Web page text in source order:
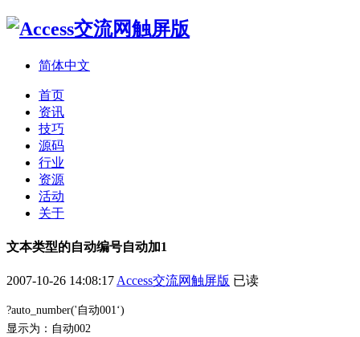
简体中文
首页
资讯
技巧
源码
行业
资源
活动
关于
文本类型的自动编号自动加1
2007-10-26 14:08:17 Access交流网触屏版 已读
?auto_number('自动001‘)
显示为： 自动002